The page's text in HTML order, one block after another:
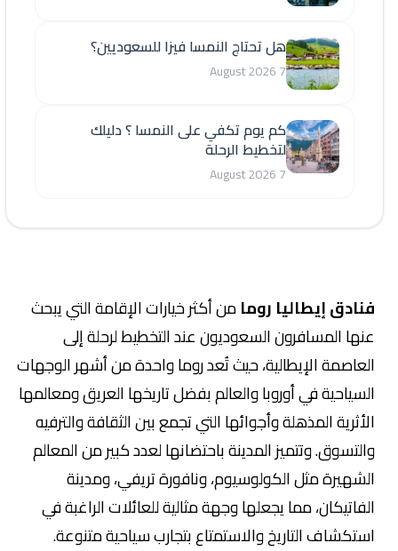
فنادق إيطاليا رومامن أكثر خيارات الإقامة التي يبحث
عنها المسافرون السعوديون عند التخطيط لرحلة إلى
العاصمة الإيطالية، حيث تُعد روما واحدة من أشهر الوجهات
السياحية في أوروبا والعالم بفضل تاريخها العريق ومعالمها
الأثرية المذهلة وأجوائها التي تجمع بين الثقافة والترفيه
والتسوق. وتتميز المدينة باحتضانها لعدد كبير من المعالم
الشهيرة مثل الكولوسيوم، ونافورة تريفي، ومدينة
الفاتيكان، مما يجعلها وجهة مثالية للعائلات الراغبة في
استكشاف التاريخ والاستمتاع بتجارب سياحية متنوعة.
هل تحتاج النمسا فيزا للسعوديين؟
7 August 2026
كم يوم تكفي على النمسا ؟ دليلك
لتخطيط الرحلة
7 August 2026